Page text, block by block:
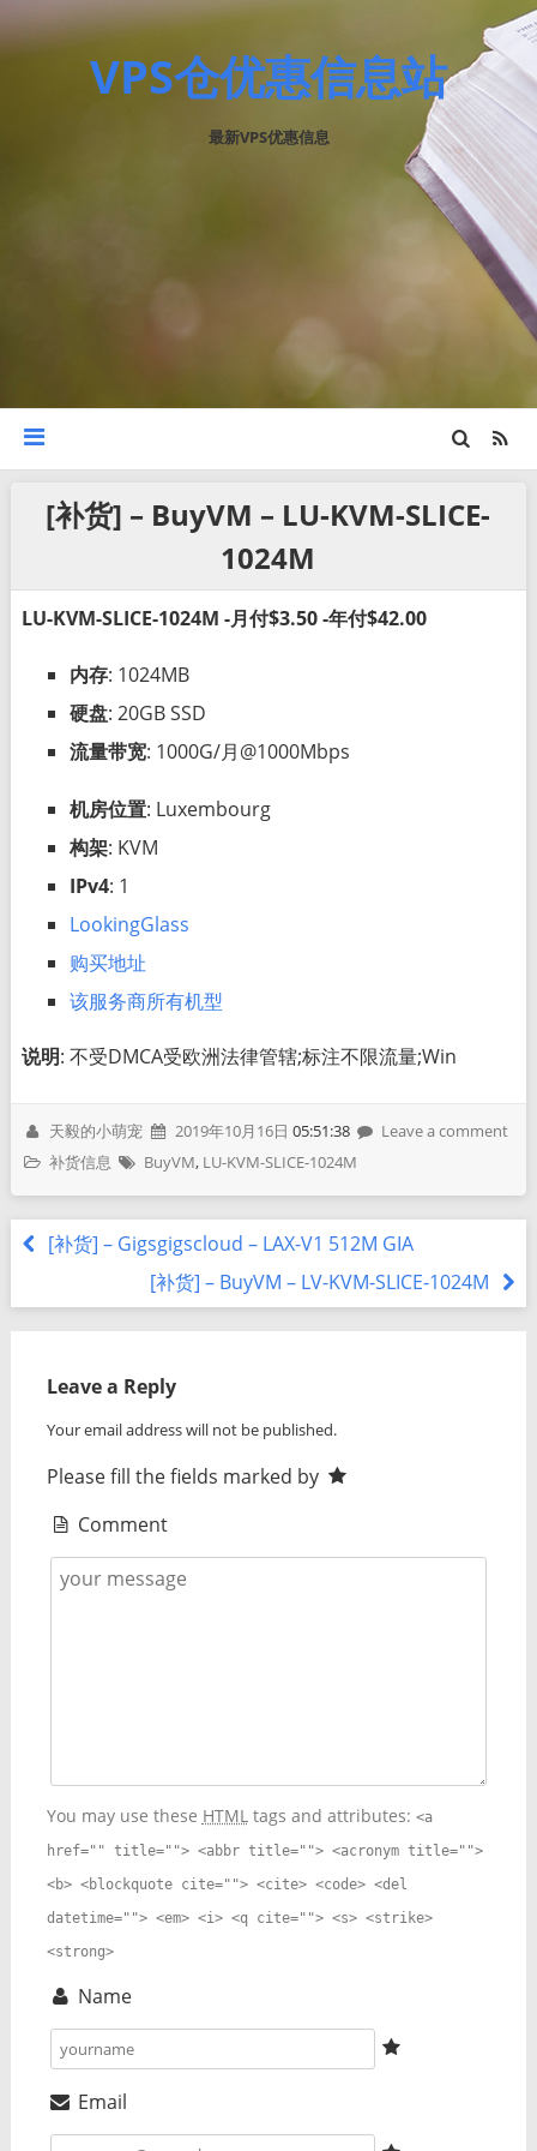
VPS仓优惠信息站
最新VPS优惠信息
[补货] – BuyVM – LU-KVM-SLICE-
1024M
LU-KVM-SLICE-1024M -月付$3.50 -年付$42.00
内存: 1024MB
硬盘: 20GB SSD
流量带宽: 1000G/月@1000Mbps
机房位置: Luxembourg
构架: KVM
IPv4: 1
LookingGlass
购买地址
该服务商所有机型
说明: 不受DMCA受欧洲法律管辖;标注不限流量;Win
天毅的小萌宠 2019年10月16日 05:51:38
Leave a comment
补货信息
BuyVM, LU-KVM-SLICE-1024M
[补货] – Gigsgigscloud – LAX-V1 512M GIA
[补货] – BuyVM – LV-KVM-SLICE-1024M
Leave a Reply
Your email address will not be published.
Please fill the fields marked by
Comment
You may use these HTMLtags and attributes: <a
href="" title=""> <abbr title=""> <acronym title="">
<b> <blockquote cite=""> <cite> <code> <del
datetime=""> <em> <i> <q cite=""> <s> <strike>
<strong>
Name
Email